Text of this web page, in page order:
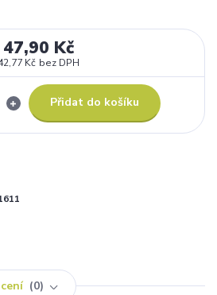
47,90 Kč
Kč bez DPH
Přidat do košíku
0